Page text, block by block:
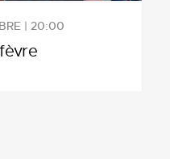
| 20:00